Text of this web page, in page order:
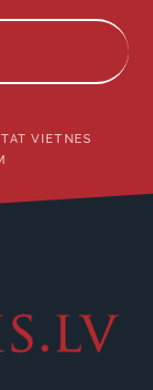
VIETNES